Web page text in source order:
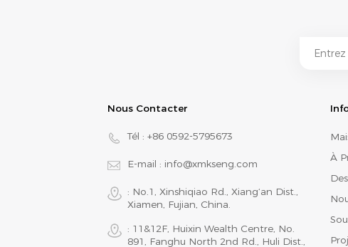
Nous Contacter
Tél : +86 0592-5795673
E-mail : info@xmkseng.com
: No.1, Xinshiqiao Rd., Xiang‘an Dist.,
Xiamen, Fujian, China.
: 11&12F, Huixin Wealth Centre, No.
891, Fanghu North 2nd Rd., Huli Dist.,
À